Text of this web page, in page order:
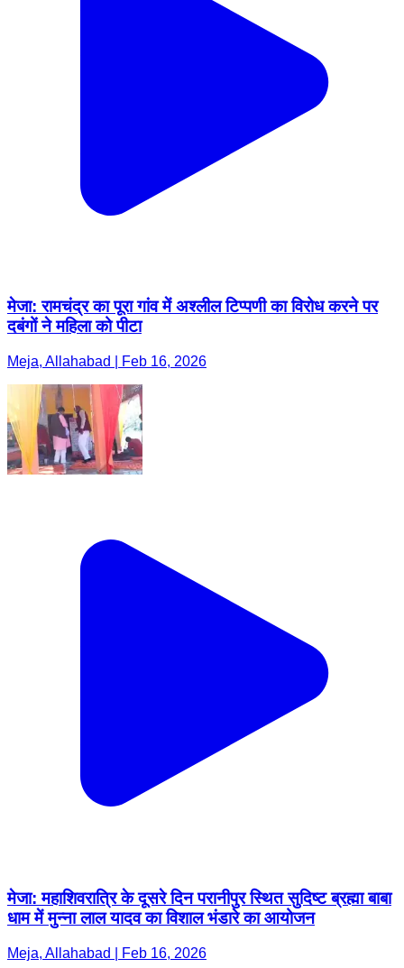
मेजा: रामचंद्र का पूरा गांव में अश्लील टिप्पणी का विरोध करने पर
दबंगों ने महिला को पीटा
Meja, Allahabad | Feb 16, 2026
मेजा: महाशिवरात्रि के दूसरे दिन परानीपुर स्थित सुदिष्ट ब्रह्मा बाबा
धाम में मुन्ना लाल यादव का विशाल भंडारे का आयोजन
Meja, Allahabad | Feb 16, 2026